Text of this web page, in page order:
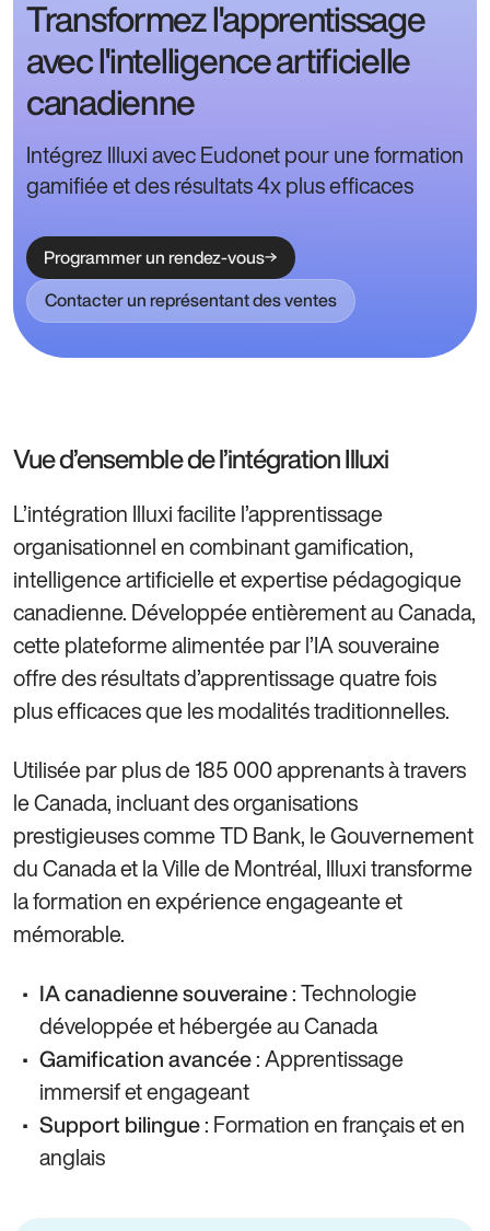
Transformez l'apprentissage
avec l'intelligence artificielle
canadienne
Intégrez Illuxi avec Eudonet pour une formation
gamifiée et des résultats 4x plus efficaces
Programmer un rendez-vous
Contacter un représentant des ventes
Vue d’ensemble de l’intégration Illuxi
L’intégration Illuxi facilite l’apprentissage
organisationnel en combinant gamification,
intelligence artificielle et expertise pédagogique
canadienne. Développée entièrement au Canada,
cette plateforme alimentée par l’IA souveraine
offre des résultats d’apprentissage quatre fois
plus efficaces que les modalités traditionnelles.
Utilisée par plus de 185 000 apprenants à travers
le Canada, incluant des organisations
prestigieuses comme TD Bank, le Gouvernement
du Canada et la Ville de Montréal, Illuxi transforme
la formation en expérience engageante et
mémorable.
IA canadienne souveraine: Technologie
développée et hébergée au Canada
Gamification avancée: Apprentissage
immersif et engageant
Support bilingue: Formation en français et en
anglais